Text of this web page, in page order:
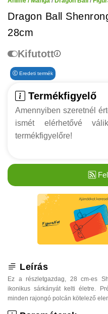
Dragon Ball
28cm
Kifutott
Eredeti termék
Termékfigyelő
Amennyiben szeretnél
ismét elérhetővé
termékfigyelőre!
Leírás
Ez a részletgazdag, 28 cm-es
ikonikus sárkányát kelti életre.
minden rajongó polcán kötelező